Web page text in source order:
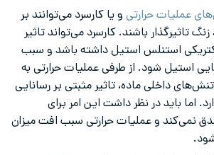
عملیات حرارتی و یا کارسرد می‌توانند بر
تاثیرگذار باشند. کارسرد می‌تواند تاثیر
استنلس استیل داشته باشد و سبب
استیل شود. از طرفی عملیات حرارتی به
داخلی ماده، تاثیر مثبتی بر رسانایی
اما باید در نظر داشت این امر برای
نمی‌کند و عملیات حرارتی سبب افت میزان